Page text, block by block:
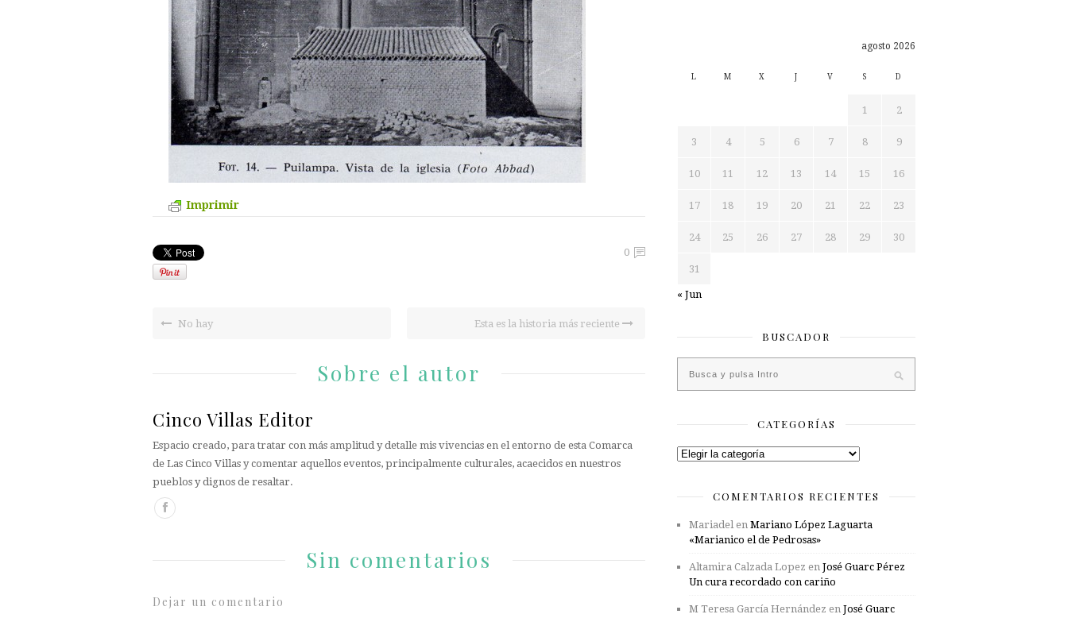
Imprimir
0
No hay Esta es la historia más reciente
Sobre el autor
Cinco Villas Editor
Espacio creado, para tratar con más amplitud y detalle mis vivencias en el entorno de esta Comarca
de Las Cinco Villas y comentar aquellos eventos, principalmente culturales, acaecidos en nuestros
pueblos y dignos de resaltar.
Sin comentarios
Dejar un comentario
agosto 2026
L M X J V S D
1 2
3 4 5 6 7 8 9
10 11 12 13 14 15 16
17 18 19 20 21 22 23
24 25 26 27 28 29 30
31
« Jun
BUSCADOR
CATEGORÍAS
Categorías
COMENTARIOS RECIENTES
Mariadelen Mariano López Laguarta
«Marianico el de Pedrosas»
Altamira Calzada Lopez en José Guarc Pérez
Un cura recordado con cariño
M Teresa García Hernández en José Guarc